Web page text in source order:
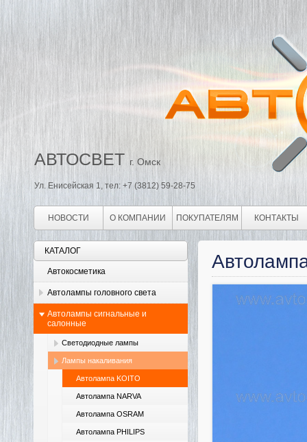
АВТОСВЕТ г. Омск
Ул. Енисейская 1, тел: +7 (3812) 59-28-75
НОВОСТИ О КОМПАНИИ ПОКУПАТЕЛЯМ КОНТАКТЫ
КАТАЛОГ
Автокосметика
Автолампы головного света
Автолампы сигнальные и
салонные
Светодиодные лампы
Лампы накаливания
Автолампа KOITO
Автолампа NARVA
Автолампа OSRAM
Автолампа PHILIPS